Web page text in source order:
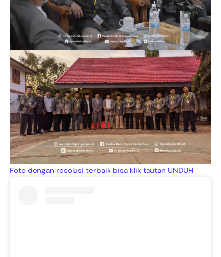
Foto dengan resolusi terbaik bisa klik tautan UNDUH